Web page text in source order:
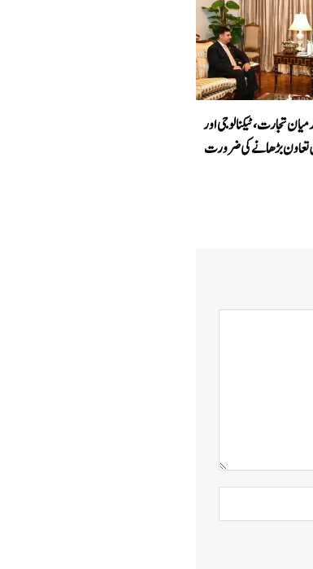
تجارت، ٹیکنالوجی اور
بڑھانے کی ضرورت